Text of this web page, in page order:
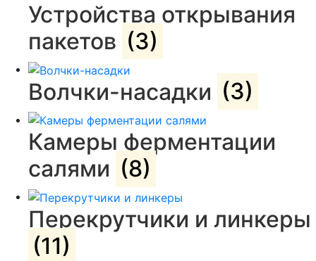
Устройства открывания
пакетов (3)
Волчки-насадки (3)
Камеры ферментации
салями (8)
Перекрутчики и линкеры
(11)